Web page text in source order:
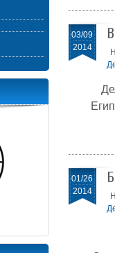
03/09
2014
01/26
2014